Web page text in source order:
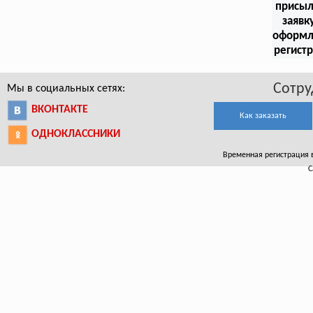
Мы в социальных сетях:
ВКОНТАКТЕ
ОДНОКЛАССНИКИ
Как заказать
Временная